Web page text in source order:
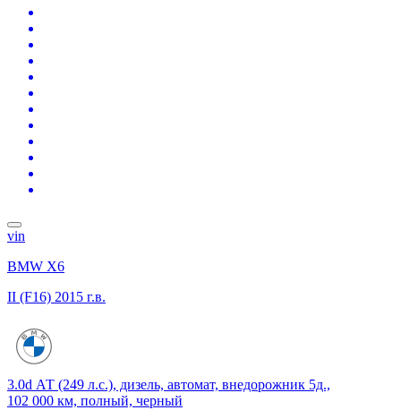
vin
BMW X6
II (F16) 2015 г.в.
3.0d АТ (249 л.с.), дизель, автомат, внедорожник 5д.,
102 000 км, полный, черный